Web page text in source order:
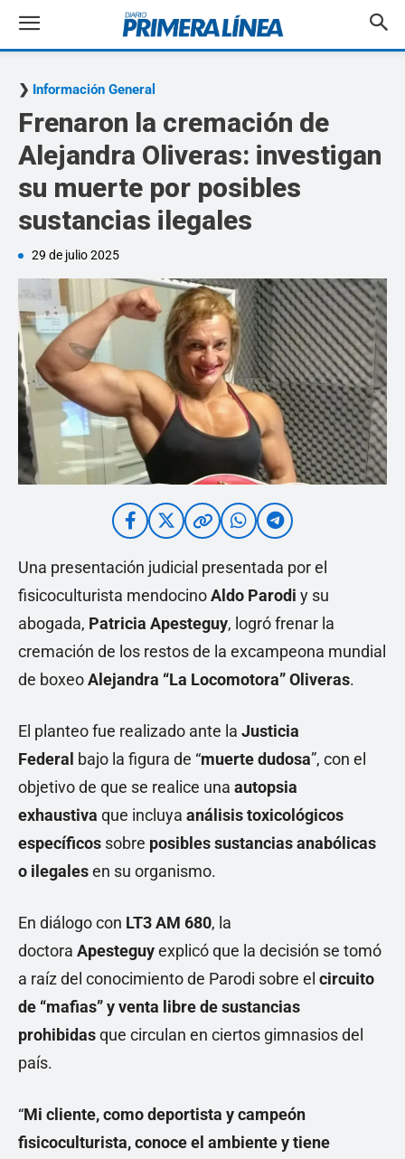
Información General
Frenaron la cremación de
Alejandra Oliveras: investigan
su muerte por posibles
sustancias ilegales
29 de julio 2025
Una presentación judicial presentada por el
fisicoculturista mendocinoAldo Parodi y su
abogada, Patricia Apesteguy, logró frenar la
cremación de los restos de la excampeona mundial
de boxeoAlejandra “La Locomotora” Oliveras.
El planteo fue realizado ante la Justicia
Federal bajo la figura de “muerte dudosa”, con el
objetivo de que se realice una autopsia
exhaustiva que incluya análisis toxicológicos
específicos sobre posibles sustancias anabólicas
o ilegalesen su organismo.
En diálogo con LT3 AM 680, la
doctora Apesteguyexplicó que la decisión se tomó
a raíz del conocimiento de Parodi sobre el circuito
de “mafias” y venta libre de sustancias
prohibidasque circulan en ciertos gimnasios del
país.
“Mi cliente, como deportista y campeón
fisicoculturista, conoce el ambiente y tiene